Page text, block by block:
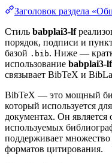
Заголовок раздела
Стиль babplai3-lf
порядок, подписи и
базой .bib. Ниже —
использование babplai3-lf
связывает BibTeX и
BibTeX — это мощный
который используется
документах. Он
используемых
поддерживает
форматов цитирования.